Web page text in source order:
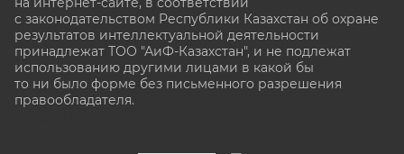
с законодательством Республики Казахстан об охране
результатов интеллектуальной деятельности
принадлежат ТОО "АиФ-Казахстан", и не подлежат
использованию другими лицами в какой бы
то ни было форме без письменного разрешения
правообладателя.